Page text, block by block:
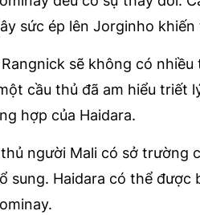
sức ép lên Jorginho
Rangnick sẽ không có
cầu thủ đã am hiểu triết
hợp của Haidara.
thủ người Mali có sở trường
sung. Haidara có thể được